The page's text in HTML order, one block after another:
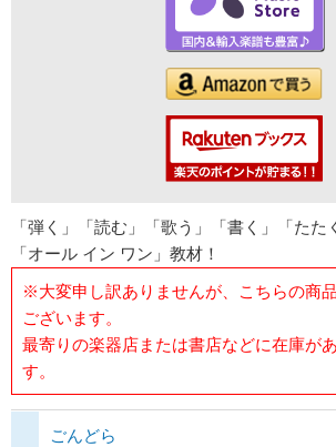
「弾く」「読む」「歌う」「書く」「たた
「オール イン ワン」教材！
※大変申し訳ありませんが、こちらの商
ございます。
最寄りの楽器店または書店などに在庫が
す。
ごんどら